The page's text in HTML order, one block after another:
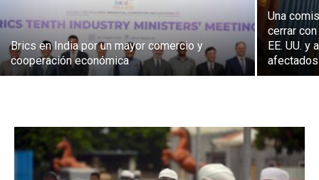
Brics en India por un mayor comercio y
cooperación económica
Una
cerrar
EE. UU.